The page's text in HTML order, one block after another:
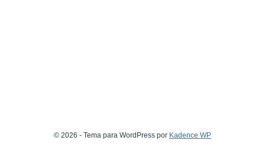
© 2026 - Tema para WordPress por Kadence WP